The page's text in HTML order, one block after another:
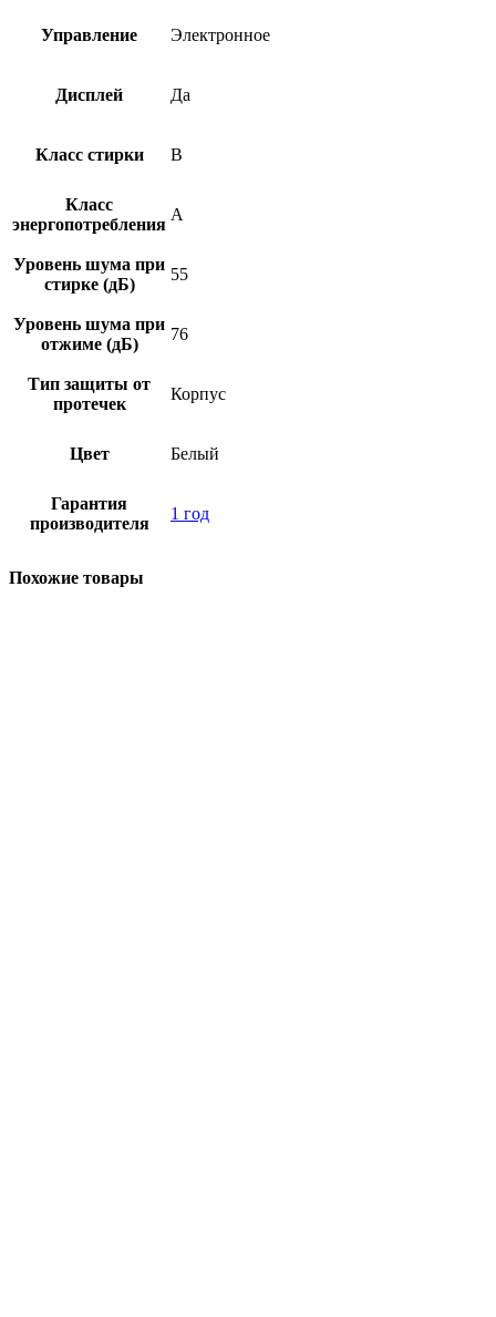
Управление Электронное
Дисплей Да
Класс стирки B
Класс
энергопотребления
A
Уровень шума при
стирке (дБ)
55
Уровень шума при
отжиме (дБ)
76
Тип защиты от
протечек
Корпус
Цвет Белый
Гарантия
производителя
1 год
Похожие товары